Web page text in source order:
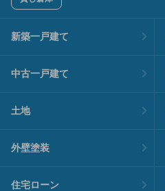
新築一戸建て
中古一戸建て
土地
外壁塗装
住宅ローン